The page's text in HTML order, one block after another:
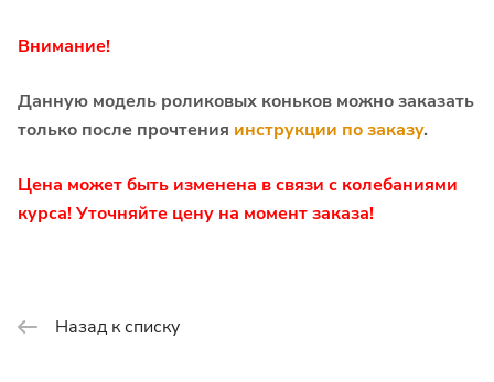
Внимание!
Данную модель роликовых коньков можно заказать
только после прочтения инструкции по заказу.
Цена может быть изменена в связи с колебаниями
курса! Уточняйте цену на момент заказа!
Назад к списку